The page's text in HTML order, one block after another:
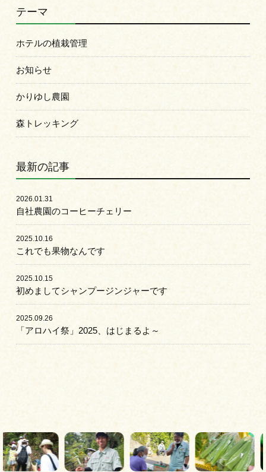
テーマ
ホテルの植栽管理
お知らせ
かりゆし農園
森トレッキング
最新の記事
2026.01.31
自社農園のコーヒーチェリー
2025.10.16
これでも果物なんです
2025.10.15
初めましてシャンプージンジャーです
2025.09.26
「アロハイ祭」2025、はじまるよ～